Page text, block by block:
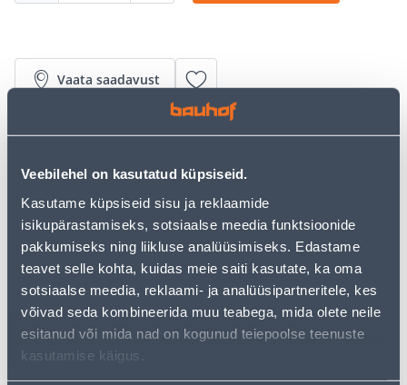
Veebilehel on kasutatud küpsiseid.
Kasutame küpsiseid sisu ja reklaamide
isikupärastamiseks, sotsiaalse meedia funktsioonide
pakkumiseks ning liikluse analüüsimiseks. Edastame
teavet selle kohta, kuidas meie saiti kasutate, ka oma
sotsiaalse meedia, reklaami- ja analüüsipartneritele, kes
võivad seda kombineerida muu teabega, mida olete neile
esitanud või mida nad on kogunud teiepoolse teenuste
kasutamise käigus.
Vaata saadavust
• HANKIJA LAOST TELLITAV TOODE
Järelmaksu kalkulaator
Kuumakse 25.56 €